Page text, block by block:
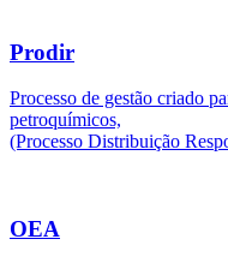
Prodir
Processo de gestão criado
petroquímicos,
(Processo Distribuição
OEA